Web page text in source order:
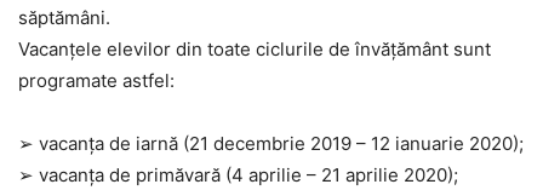
săptămâni.
Vacanţele elevilor din toate ciclurile de învățământ sunt
programate astfel:
➢ vacanţa de iarnă (21 decembrie 2019 – 12 ianuarie 2020);
➢ vacanţa de primăvară (4 aprilie – 21 aprilie 2020);